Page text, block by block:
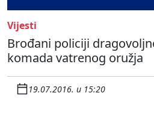
Vijesti
Brođani policiji
komada vatrenog oružja
19.07.2016. u 15:20